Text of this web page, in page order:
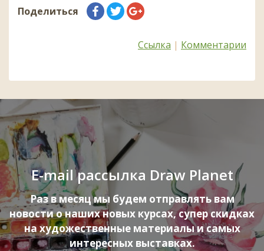
Поделиться
Ссылка | Комментарии
E-mail рассылка Draw Planet
Раз в месяц мы будем отправлять вам
новости о наших новых курсах, супер скидках
на художественные материалы и самых
интересных выставках.